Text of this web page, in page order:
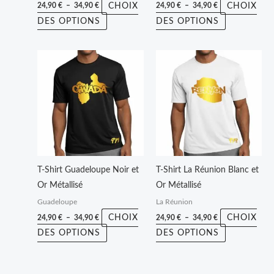
24,90€ – 34,90€
CHOIX
DES OPTIONS
la
page
produit
24,90 € – 34,90 €
CHOIX
DES OPTIONS
la
page
T-Shirt Guadeloupe Noir et
Or Métallisé
Guadeloupe
24,90€ – 34,90€
Plage
24,90 €
à
34,90 €
CHOIX
DES OPTIONS
Ce
produit
a
plusieurs
variations.
Les
options
sur
la
page
T-Shirt La Réunion Blanc et
Or Métallisé
La Réunion
24,90 € – 34,90 €
Plage
24,90 €
à
34,90 €
CHOIX
DES OPTIONS
a
plusieurs
variations.
options
sur
la
page